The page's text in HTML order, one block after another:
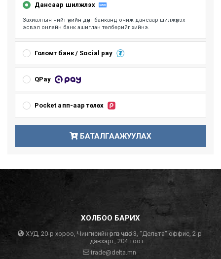
Дансаар шилжүүлэх
Захиалгын нийт үнийн дүнг банканд очиж дансаар шилжүүлэх
эсвэл онлайн банк ашиглан төлбөрийг хийнэ.
Голомт банк / Social pay
ГОЛОМТ банкны карт болон Social Pay ашиглан төлбөр төлөх
боломжтой. Мөн Монгол улсад үйлчилж байгаа бүх банкны
картыг Голомт банкны систем нь унших бөгөөд онлайн төлбөр
хийх боломжтой
QPay
Хаан банк, Хас банк, Төрийн банк, Улаанбаатар банк, Худалдаа
хөгжлийн банк, Most money үйлчилгээний хэрэглэгчид QPay
ашиглан хурдан шуурхай төлбөрийг төлж захиалгыг
баталгаажуулах боломжтой.
Pocket апп-аар төлөх
БАТАЛГААЖУУЛАХ
ХОЛБОО БАРИХ
ХУД, 20-р хороо, Чингисийн өргөн чөлөө 13, "Дельта" оффис, 2-р
давхарт, 204 тоот
trade@delta.mn